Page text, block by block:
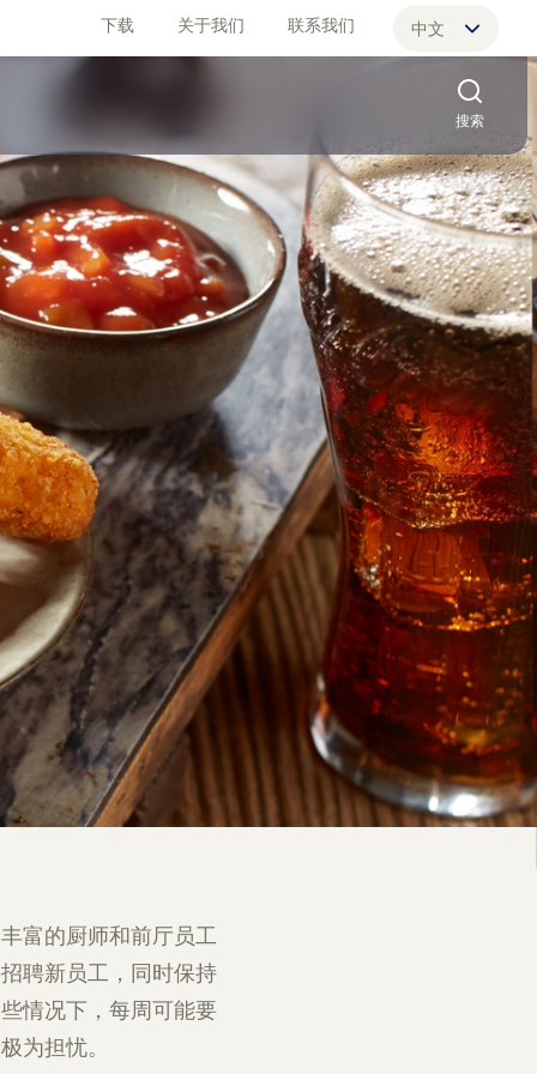
下载 关于我们 联系我们 中文
搜索
富的厨师和前厅员工
聘新员工，同时保持
情况下，每周可能要
为担忧。